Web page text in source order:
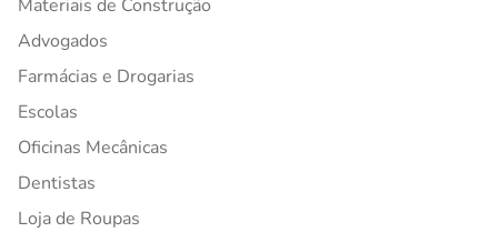
Materiais de Construção
Advogados
Farmácias e Drogarias
Escolas
Oficinas Mecânicas
Dentistas
Loja de Roupas